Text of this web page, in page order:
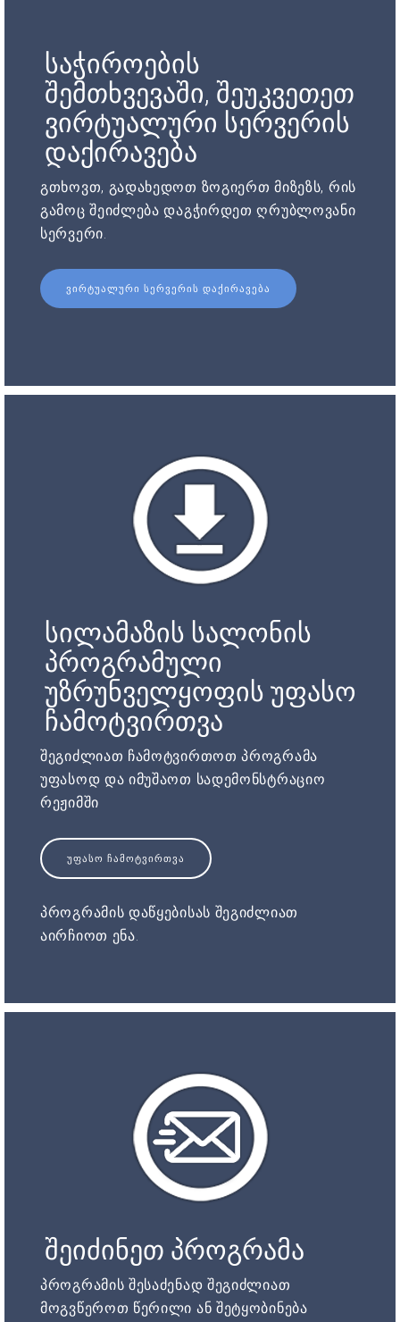
საჭიროების
შემთხვევაში, შეუკვეთეთ
ვირტუალური სერვერის
დაქირავება
გთხოვთ, გადახედოთ ზოგიერთ მიზეზს, რის
გამოც შეიძლება დაგჭირდეთ ღრუბლოვანი
სერვერი.
ᲕᲘᲠᲢᲣᲐᲚᲣᲠᲘ ᲡᲔᲠᲕᲔᲠᲘᲡ ᲓᲐᲥᲘᲠᲐᲕᲔᲑᲐ
სილამაზის სალონის
პროგრამული
უზრუნველყოფის უფასო
ჩამოტვირთვა
შეგიძლიათ ჩამოტვირთოთ პროგრამა
უფასოდ და იმუშაოთ სადემონსტრაციო
რეჟიმში
ᲣᲤᲐᲡᲝ ᲩᲐᲛᲝᲢᲕᲘᲠᲗᲕᲐ
პროგრამის დაწყებისას შეგიძლიათ
აირჩიოთ ენა.
შეიძინეთ პროგრამა
პროგრამის შესაძენად შეგიძლიათ
მოგვწეროთ წერილი ან შეტყობინება